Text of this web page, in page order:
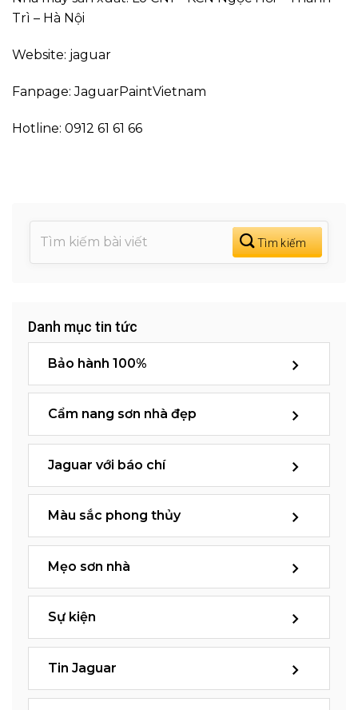
Trì – Hà Nội
Website: jaguar
Fanpage: JaguarPaintVietnam
Hotline: 0912 61 61 66
Danh mục tin tức
Bảo hành 100%
Cẩm nang sơn nhà đẹp
Jaguar với báo chí
Màu sắc phong thủy
Mẹo sơn nhà
Sự kiện
Tin Jaguar